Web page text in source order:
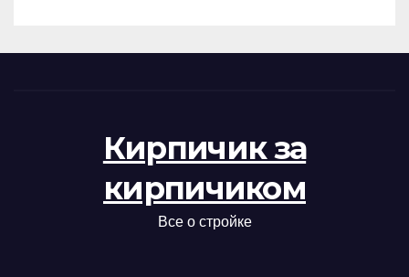
Кирпичик за
кирпичиком
Все о стройке